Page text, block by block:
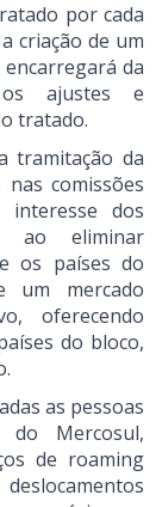
por cada
criação de um
encarregará da
os ajustes e
tratado.
tramitação da
comissões
dos
ao eliminar
os países do
um mercado
oferecendo
do bloco,
as pessoas
Mercosul,
de roaming